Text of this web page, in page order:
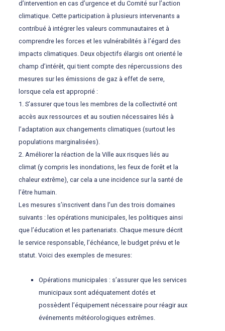
d’intervention en cas d’urgence et du Comité sur l’action
climatique. Cette participation à plusieurs intervenants a
contribué à intégrer les valeurs communautaires et à
comprendre les forces et les vulnérabilités à l’égard des
impacts climatiques. Deux objectifs élargis ont orienté le
champ d’intérêt, qui tient compte des répercussions des
mesures sur les émissions de gaz à effet de serre,
lorsque cela est approprié :
1. S’assurer que tous les membres de la collectivité ont
accès aux ressources et au soutien nécessaires liés à
l’adaptation aux changements climatiques (surtout les
populations marginalisées).
2. Améliorer la réaction de la Ville aux risques liés au
climat (y compris les inondations, les feux de forêt et la
chaleur extrême), car cela a une incidence sur la santé de
l’être humain.
Les mesures s’inscrivent dans l’un des trois domaines
suivants : les opérations municipales, les politiques ainsi
que l’éducation et les partenariats. Chaque mesure décrit
le service responsable, l’échéance, le budget prévu et le
statut. Voici des exemples de mesures:
Opérations municipales : s’assurer que les services
municipaux sont adéquatement dotés et
possèdent l’équipement nécessaire pour réagir aux
événements météorologiques extrêmes.